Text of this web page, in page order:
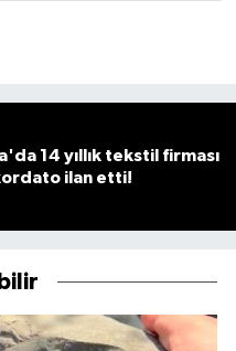
14 yıllık tekstil firması
ilan etti!